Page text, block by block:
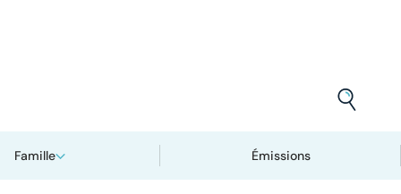
Famille Émissions